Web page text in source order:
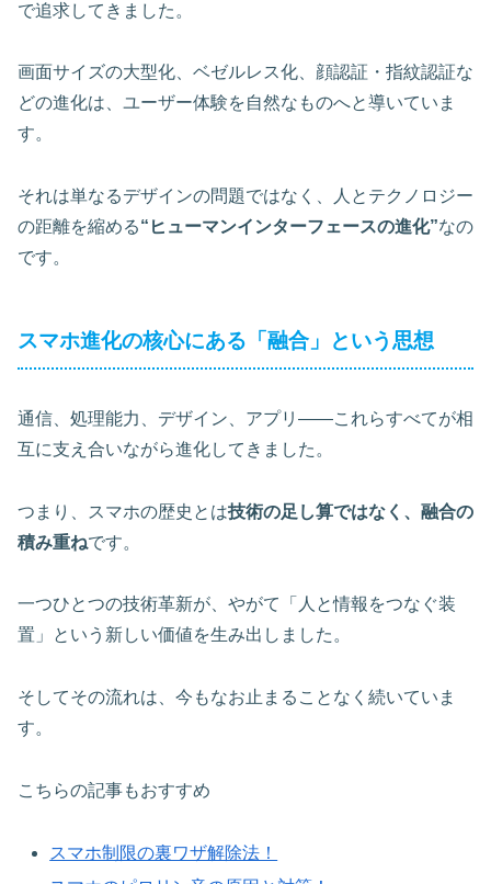
で追求してきました。
画面サイズの大型化、ベゼルレス化、顔認証・指紋認証な
どの進化は、ユーザー体験を自然なものへと導いていま
す。
それは単なるデザインの問題ではなく、人とテクノロジー
の距離を縮める“ヒューマンインターフェースの進化”なの
です。
スマホ進化の核心にある「融合」という思想
通信、処理能力、デザイン、アプリ——これらすべてが相
互に支え合いながら進化してきました。
つまり、スマホの歴史とは技術の足し算ではなく、融合の
積み重ねです。
一つひとつの技術革新が、やがて「人と情報をつなぐ装
置」という新しい価値を生み出しました。
そしてその流れは、今もなお止まることなく続いていま
す。
こちらの記事もおすすめ
スマホ制限の裏ワザ解除法！